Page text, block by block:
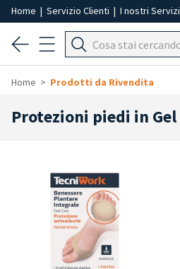
Home | Servizio Clienti | I nostri Servizi
Home Prodotti da Rivendita
Protezioni piedi in Gel